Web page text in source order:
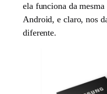
ela funciona da
Android, e claro, nos
diferente.